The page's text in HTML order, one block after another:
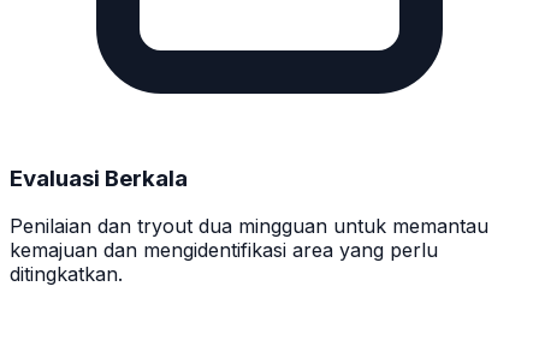
Evaluasi Berkala
Penilaian dan tryout dua mingguan untuk memantau
kemajuan dan mengidentifikasi area yang perlu
ditingkatkan.